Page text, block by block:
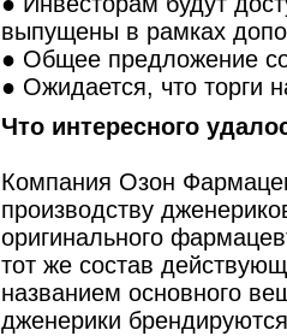
выпущены в рамках
● Общее предложение
● Ожидается, что торги
Что интересного
Компания Озон
производству
оригинального
тот же состав
названием основного
дженерики